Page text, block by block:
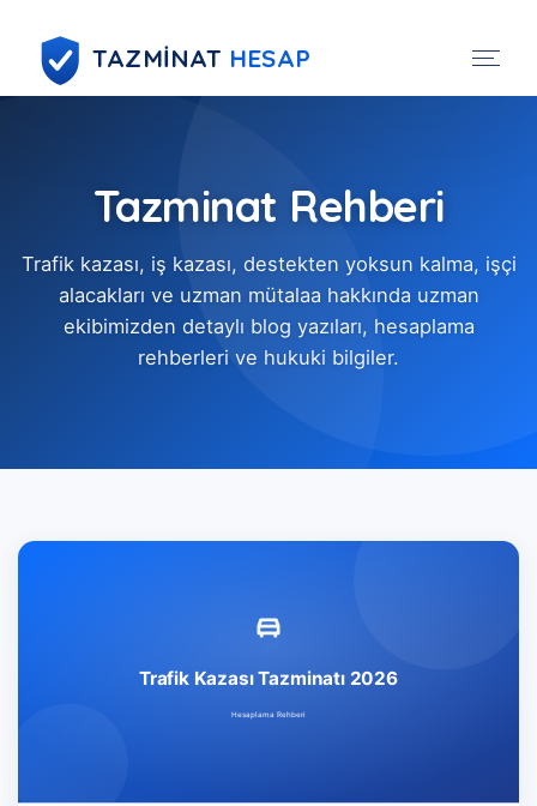
TAZMİNAT HESAP
Tazminat Rehberi
Trafik kazası, iş kazası, destekten yoksun kalma, işçi
alacakları ve uzman mütalaa hakkında uzman
ekibimizden detaylı blog yazıları, hesaplama
rehberleri ve hukuki bilgiler.